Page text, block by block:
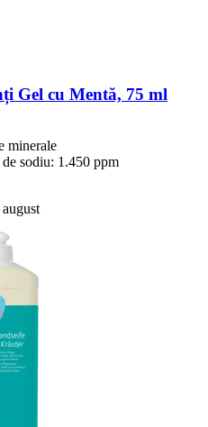
Gel cu Mentă, 75 ml
minerale
sodiu: 1.450 ppm